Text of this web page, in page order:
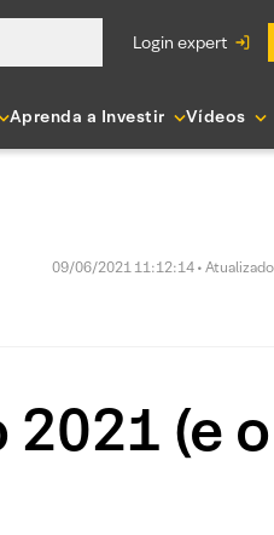
login expert
Aprenda a Investir Vídeos
09/06/2021 11:12:14 •
2021 (e